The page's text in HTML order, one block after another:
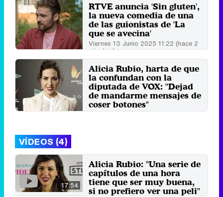
RTVE anuncia 'Sin gluten',
la nueva comedia de una
de las guionistas de 'La
que se avecina'
Viernes 13 Junio 2025 11:22 (hace 2
minutos)
Alicia Rubio, harta de que
la confundan con la
diputada de VOX: "Dejad
de mandarme mensajes de
coser botones"
Miércoles 20 Noviembre 2019 13:28
VÍDEOS (4)
17:54
Alicia Rubio: "Una serie de
capítulos de una hora
tiene que ser muy buena,
si no prefiero ver una peli"